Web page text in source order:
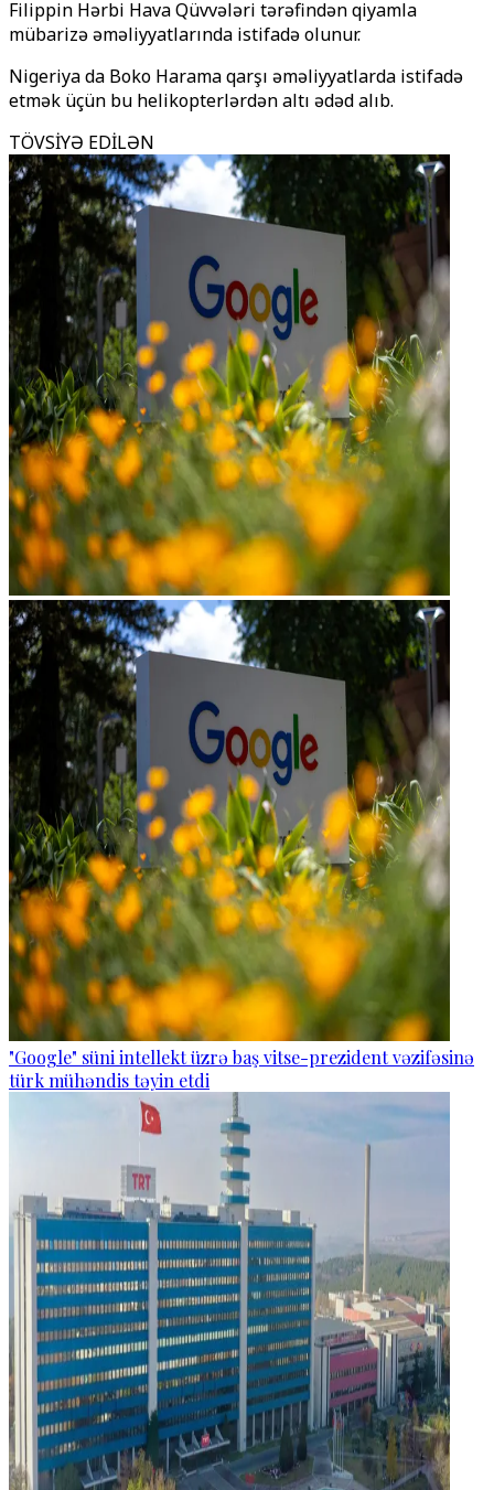
Filippin Hərbi Hava Qüvvələri tərəfindən qiyamla
mübarizə əməliyyatlarında istifadə olunur.
Nigeriya da Boko Harama qarşı əməliyyatlarda istifadə
etmək üçün bu helikopterlərdən altı ədəd alıb.
TÖVSİYƏ EDİLƏN
"Google" süni intellekt üzrə baş vitse-prezident vəzifəsinə
türk mühəndis təyin etdi